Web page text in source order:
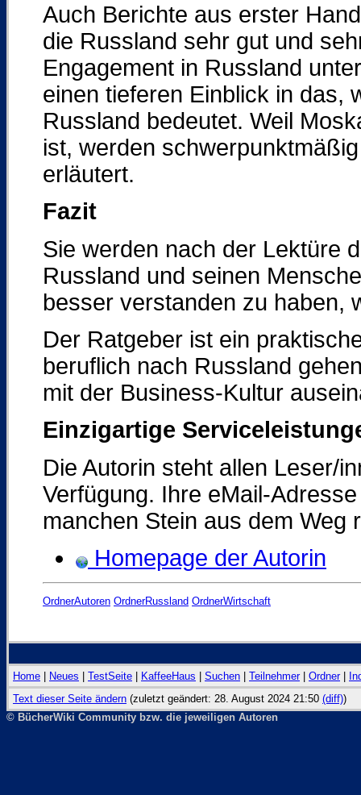
Auch Berichte aus erster
die Russland sehr gut und
Engagement in Russland
einen tieferen Einblick in das,
Russland bedeutet. Weil
ist, werden
erläutert.
Fazit
Sie werden nach der Lektüre
Russland und seinen
besser verstanden zu haben,
Der Ratgeber ist ein
beruflich nach Russland
mit der Business-Kultur
Einzigartige
Die Autorin steht allen Leser/
Verfügung. Ihre eMail-
manchen Stein aus dem Weg
Homepage der Autorin
OrdnerAutoren OrdnerRussland OrdnerWirtschaft
Home Neues TestSeite KaffeeHaus Suchen Teilnehmer| Ordner|
Text dieser Seite ändern (zuletzt geändert: 28. August 2024 21:50 (diff))
© BücherWiki Community bzw. die jeweiligen Autoren